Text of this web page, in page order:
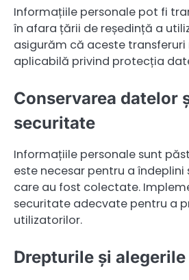
Informațiile personale pot fi
în afara țării de reședință a
asigurăm că aceste
aplicabilă privind protecția
Conservarea datelor
securitate
Informațiile personale sunt
este necesar pentru a
care au fost colectate.
securitate adecvate pentru a
utilizatorilor.
Drepturile și